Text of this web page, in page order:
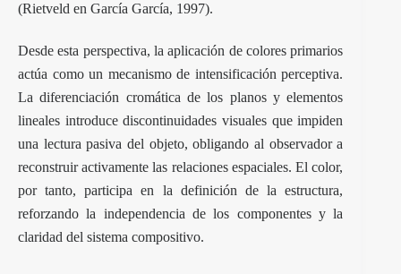
(Rietveld en García García, 1997).
Desde esta perspectiva, la aplicación de colores primarios
actúa como un mecanismo de intensificación perceptiva.
La diferenciación cromática de los planos y elementos
lineales introduce discontinuidades visuales que impiden
una lectura pasiva del objeto, obligando al observador a
reconstruir activamente las relaciones espaciales. El color,
por tanto, participa en la definición de la estructura,
reforzando la independencia de los componentes y la
claridad del sistema compositivo.